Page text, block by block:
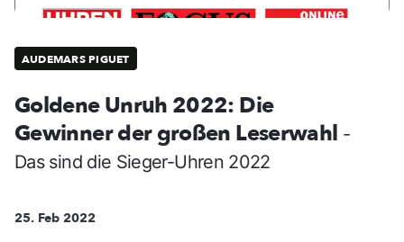
AUDEMARS PIGUET
Goldene Unruh 2022: Die
Gewinner der großen Leserwahl -
Das sind die Sieger-Uhren 2022
25. Feb 2022